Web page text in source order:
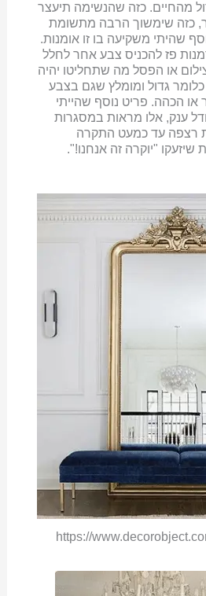
מהחיים. כזה שהנשימה תיעצר
כזה שימשוך הרבה מתשומת
שהיתי משקיעה בו זו אומנות.
פז להכניס צבע אחר לחלל
או הפסל מה שתחליטו יהיה
גדול ומומלץ שגם בצבע
הכהה. פריט נוסף שהייתי
ענק, אלו מראות במסגרות
רצפה עד כמעט התקרה
"יוקרה זה אנחנו!".